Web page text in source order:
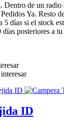
Dentro de un
Ya. Resto
5 días si el stock
posteriores a
ID